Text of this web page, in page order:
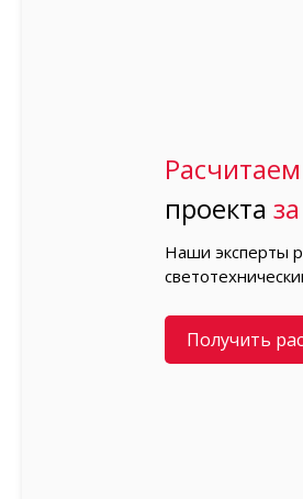
Расчитаем
проекта
Наши эксперты
Получить